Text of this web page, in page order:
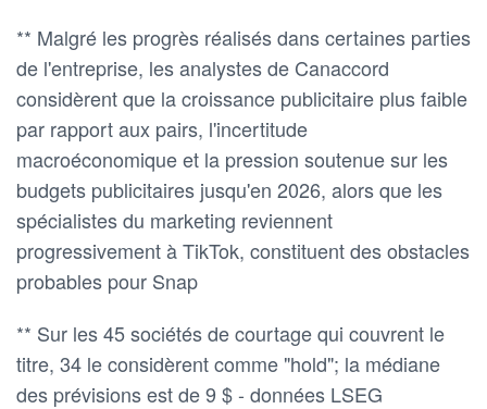
** Malgré les progrès réalisés dans certaines parties
de l'entreprise, les analystes de Canaccord
considèrent que la croissance publicitaire plus faible
par rapport aux pairs, l'incertitude
macroéconomique et la pression soutenue sur les
budgets publicitaires jusqu'en 2026, alors que les
spécialistes du marketing reviennent
progressivement à TikTok, constituent des obstacles
probables pour Snap
** Sur les 45 sociétés de courtage qui couvrent le
titre, 34 le considèrent comme "hold"; la médiane
des prévisions est de 9 $ - données LSEG